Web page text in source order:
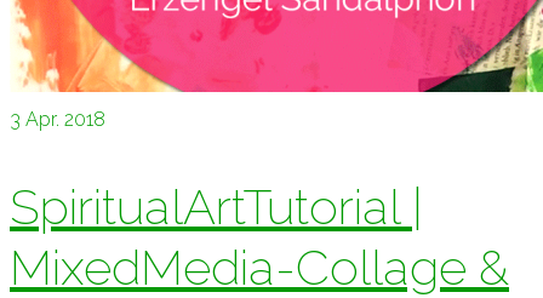
3 Apr. 2018
SpiritualArtTutorial |
MixedMedia-Collage &